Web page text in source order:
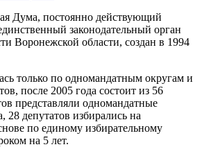
Дума, постоянно действующий
законодательный орган
Воронежской области, создан в 1994
только по одномандатным округам и
после 2005 года состоит из 56
представляли одномандатные
28 депутатов избирались на
по единому избирательному
на 5 лет.